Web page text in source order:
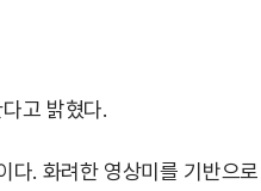
고 밝혔다.
다. 화려한 영상미를 기반으